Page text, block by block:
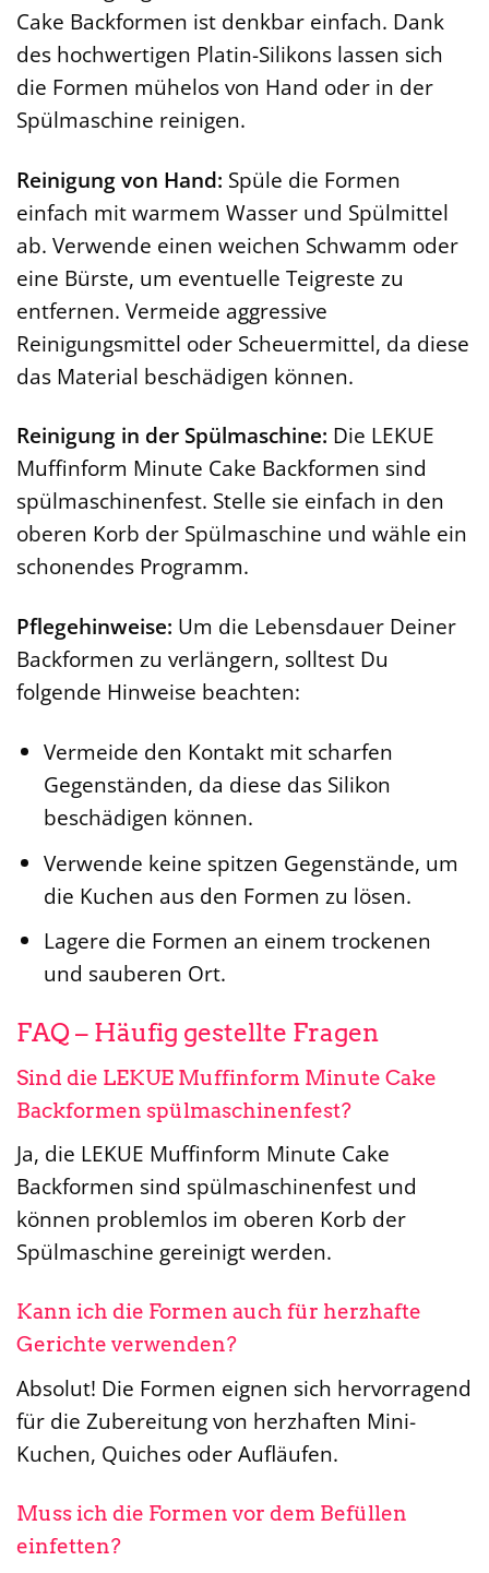
Cake Backformen ist denkbar einfach. Dank
des hochwertigen Platin-Silikons lassen sich
die Formen mühelos von Hand oder in der
Spülmaschine reinigen.
Reinigung von Hand: Spüle die Formen
einfach mit warmem Wasser und Spülmittel
ab. Verwende einen weichen Schwamm oder
eine Bürste, um eventuelle Teigreste zu
entfernen. Vermeide aggressive
Reinigungsmittel oder Scheuermittel, da diese
das Material beschädigen können.
Reinigung in der Spülmaschine: Die LEKUE
Muffinform Minute Cake Backformen sind
spülmaschinenfest. Stelle sie einfach in den
oberen Korb der Spülmaschine und wähle ein
schonendes Programm.
Pflegehinweise: Um die Lebensdauer Deiner
Backformen zu verlängern, solltest Du
folgende Hinweise beachten:
Vermeide den Kontakt mit scharfen
Gegenständen, da diese das Silikon
beschädigen können.
Verwende keine spitzen Gegenstände, um
die Kuchen aus den Formen zu lösen.
Lagere die Formen an einem trockenen
und sauberen Ort.
FAQ – Häufig gestellte Fragen
Sind die LEKUE Muffinform Minute Cake
Backformen spülmaschinenfest?
Ja, die LEKUE Muffinform Minute Cake
Backformen sind spülmaschinenfest und
können problemlos im oberen Korb der
Spülmaschine gereinigt werden.
Kann ich die Formen auch für herzhafte
Gerichte verwenden?
Absolut! Die Formen eignen sich hervorragend
für die Zubereitung von herzhaften Mini-
Kuchen, Quiches oder Aufläufen.
Muss ich die Formen vor dem Befüllen
einfetten?